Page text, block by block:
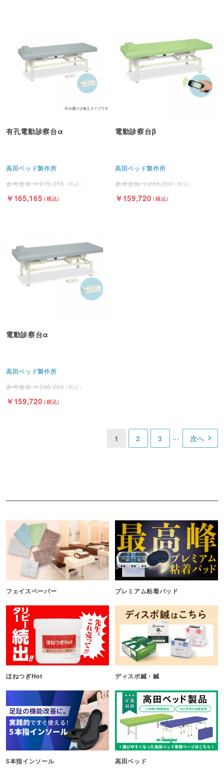
有孔電動診察台α
高田ベッド製作所
275,275
165,165
電動診察台β
高田ベッド製作所
266,200
159,720
電動診察台α
高田ベッド製作所
266,200
159,720
1 2 3 次へ
フェイスペーパー プレミアム粘着パッド
ほねつぎHot ディスポ鍼・鍼
5本指インソール 高田ベッド